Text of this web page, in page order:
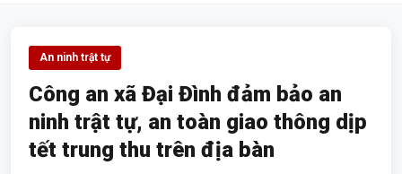
An ninh trật tự
Công an xã Đại Đình đảm bảo an
ninh trật tự, an toàn giao thông dịp
tết trung thu trên địa bàn